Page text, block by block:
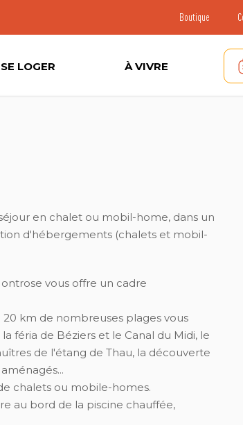
Boutique
SE LOGER À VIVRE
en chalet ou mobil-home, dans un
d'hébergements (chalets et mobil-
vous offre un cadre
km de nombreuses plages vous
féria de Béziers et le Canal du Midi, le
de l'étang de Thau, la découverte
chalets ou mobile-homes.
au bord de la piscine chauffée,